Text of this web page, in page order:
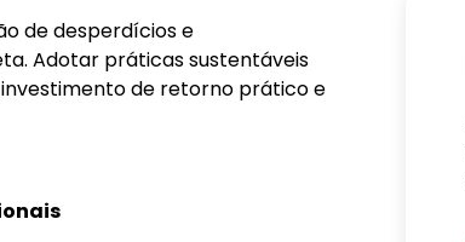
de desperdícios e
Adotar práticas sustentáveis
de retorno prático e